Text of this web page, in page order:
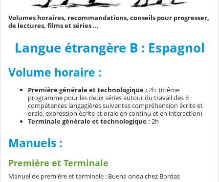
Volumes horaires, recommandations, conseils pour progresser,
de lectures, films et séries ...
Langue étrangère B : Espagnol
Volume horaire :
Première générale et technologique : 2h (même
programme pour les deux séries autour du travail des 5
compétences langagières suivantes compréhension écrite et
orale, expression écrite et orale en continu et en interaction)
Terminale générale et technologique : 2h
Manuels :
Première et Terminale
Manuel de première et terminale : Buena onda chez Bordas